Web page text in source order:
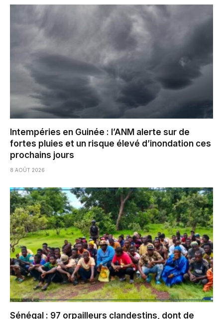
Intempéries en Guinée : l’ANM alerte sur de
fortes pluies et un risque élevé d’inondation ces
prochains jours
8 AOÛT 2026
Sénégal : 97 orpailleurs clandestins, dont de